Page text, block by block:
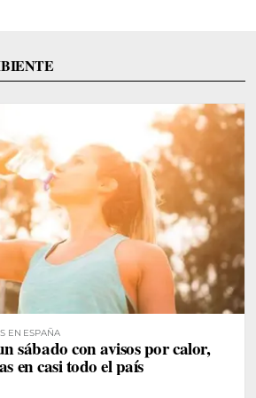
EN ESPAÑA
sábado con avisos por calor,
en casi todo el país